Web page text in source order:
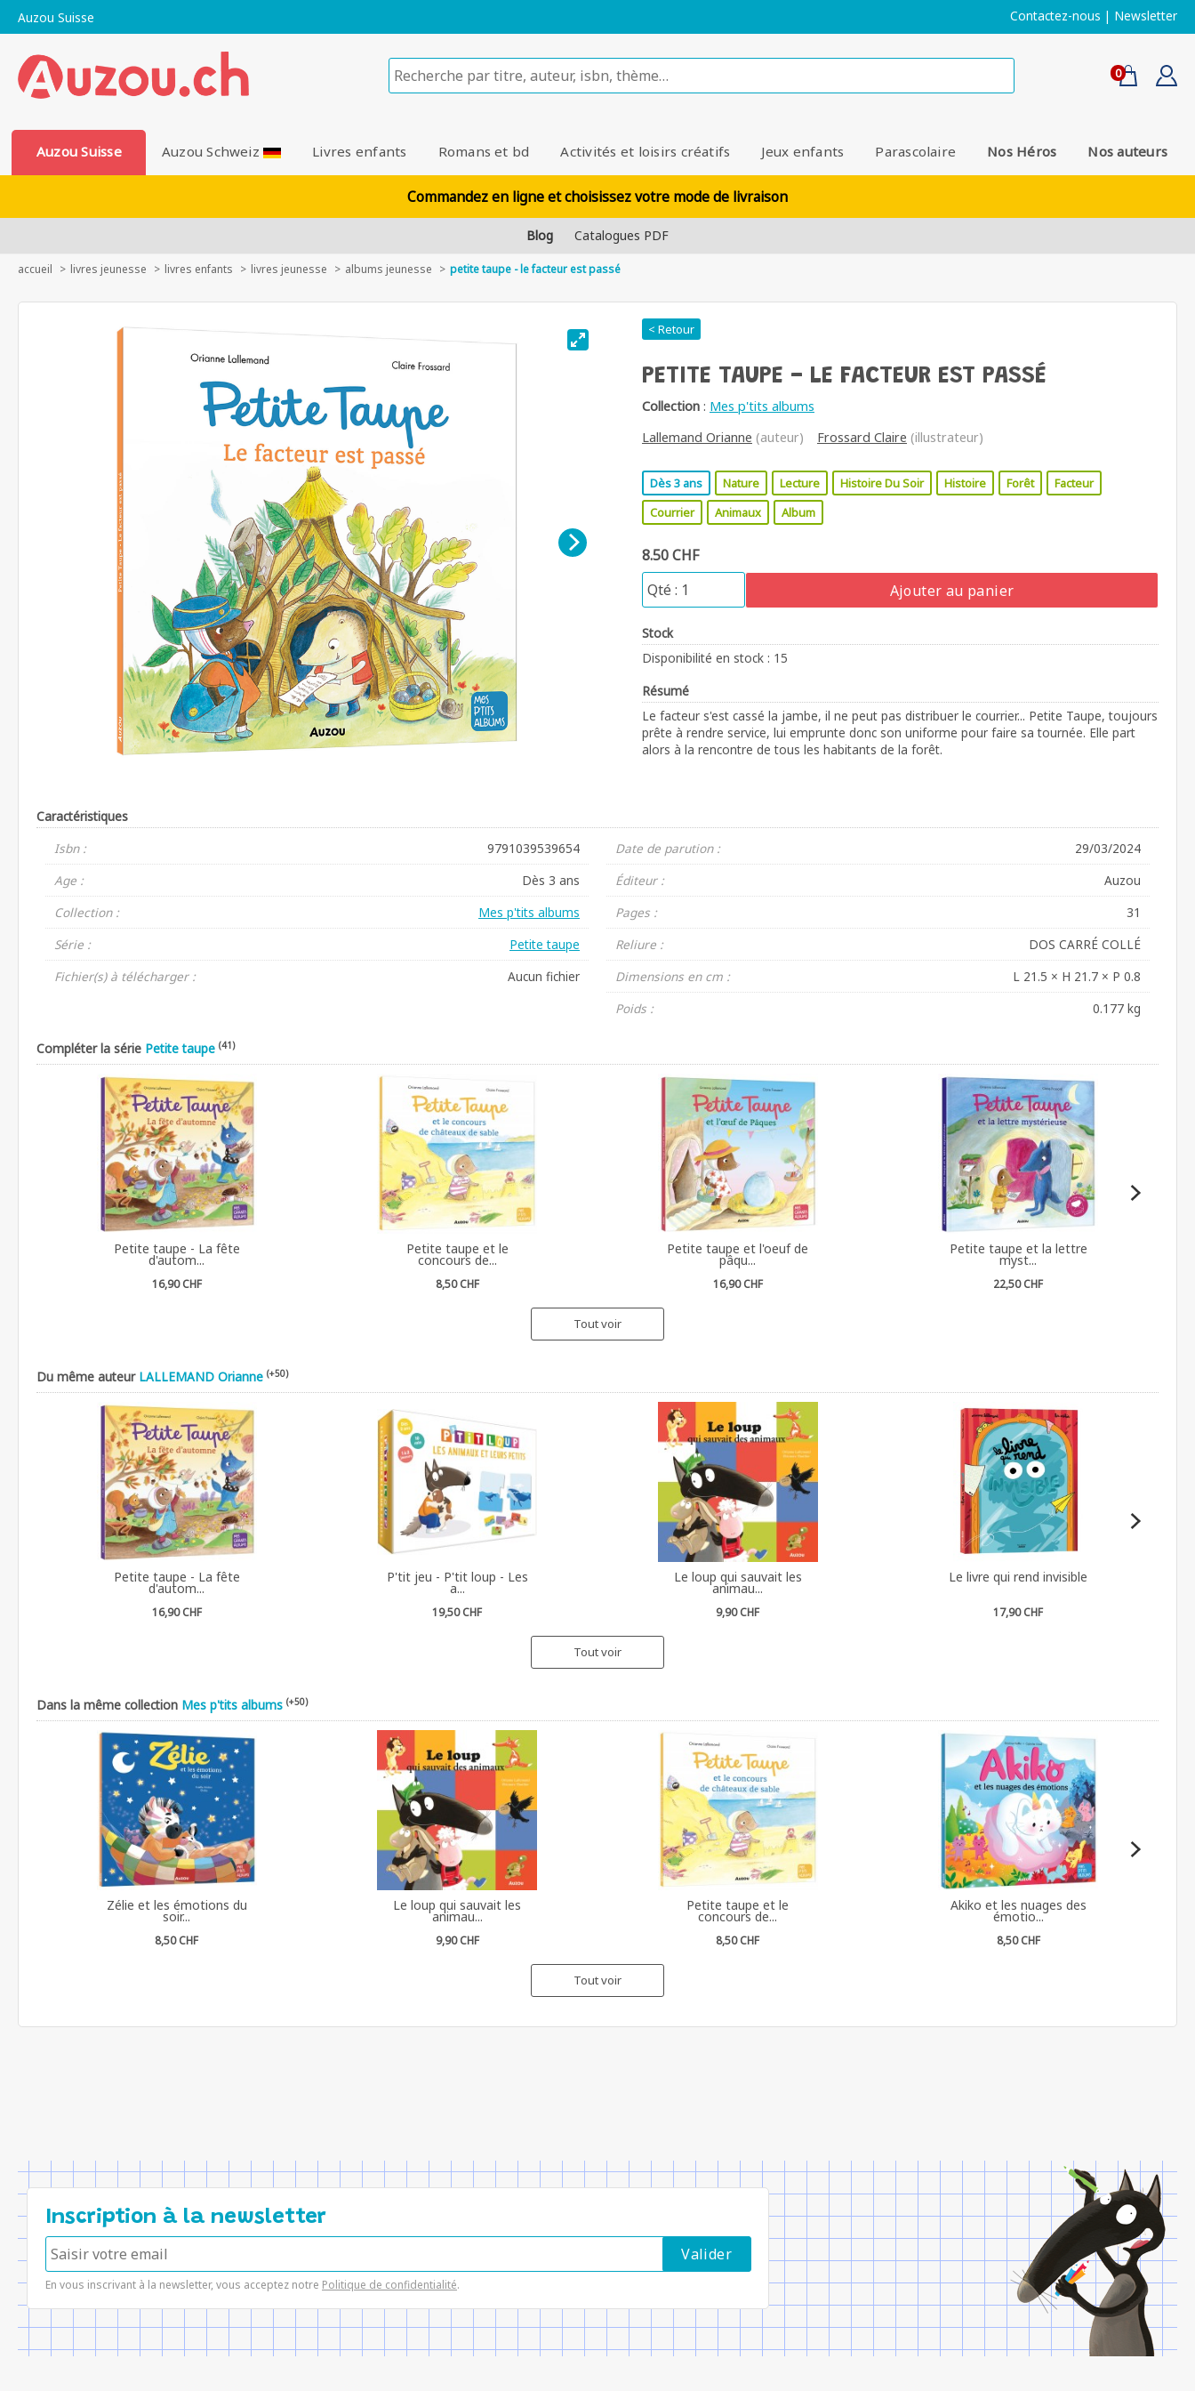
Auzou Suisse Contactez-nous | Newsletter
0
Auzou Suisse Auzou Schweiz Livres enfants Romans et bd Activités et loisirs créatifs Jeux enfants Parascolaire Nos Héros Nos auteurs
Commandez en ligne et choisissez votre mode de livraison
Blog Catalogues PDF
accueil livres jeunesse livres enfants livres jeunesse albums jeunesse petite taupe - le facteur est passé
< Retour
PETITE TAUPE - LE FACTEUR EST PASSÉ
Collection : Mes p'tits albums
Lallemand Orianne (auteur) Frossard Claire (illustrateur)
Dès 3 ans Nature Lecture Histoire Du Soir Histoire Forêt
Facteur
Courrier
Animaux Album
8.50 CHF
Ajouter au panier
Stock
Disponibilité en stock : 15
Résumé
Le facteur s'est cassé la jambe, il ne peut pas distribuer le courrier... Petite Taupe, toujours
prête à rendre service, lui emprunte donc son uniforme pour faire sa tournée. Elle part
alors à la rencontre de tous les habitants de la forêt.
Caractéristiques
Isbn :
9791039539654
Age :
Dès 3 ans
Collection :
Mes p'tits albums
Série :
Petite taupe
Fichier(s) à télécharger :
Aucun fichier
Date de parution :
29/03/2024
Éditeur :
Auzou
Pages :
31
Reliure :
DOS CARRÉ COLLÉ
Dimensions en cm :
L 21.5 × H 21.7 × P 0.8
Poids :
0.177 kg
Compléter la série Petite taupe (41)
Petite taupe - La fête
d'autom...
16,90 CHF
Petite taupe et le
concours de...
8,50 CHF
Petite taupe et l'oeuf de
pâqu...
16,90 CHF
Petite taupe et la lettre
myst...
22,50 CHF
Tout voir
Du même auteur LALLEMAND Orianne (+50)
Petite taupe - La fête
d'autom...
16,90 CHF
P'tit jeu - P'tit loup - Les
a...
19,50 CHF
Le loup qui sauvait les
animau...
9,90 CHF
Le livre qui rend invisible
17,90 CHF
Tout voir
Dans la même collection Mes p'tits albums (+50)
Zélie et les émotions du
soir...
8,50 CHF
Le loup qui sauvait les
animau...
9,90 CHF
Petite taupe et le
concours de...
8,50 CHF
Akiko et les nuages des
émotio...
8,50 CHF
Tout voir
Inscription à la newsletter
En vous inscrivant à la newsletter, vous acceptez notre Politique de confidentialité.